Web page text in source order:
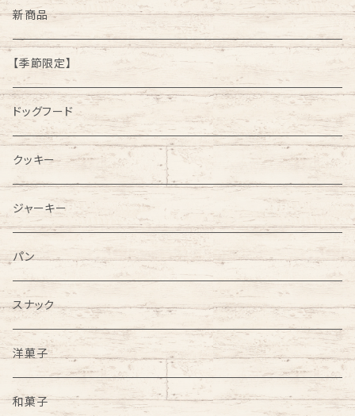
新商品
【季節限定】
ドッグフード
クッキー
ジャーキー
パン
スナック
洋菓子
和菓子